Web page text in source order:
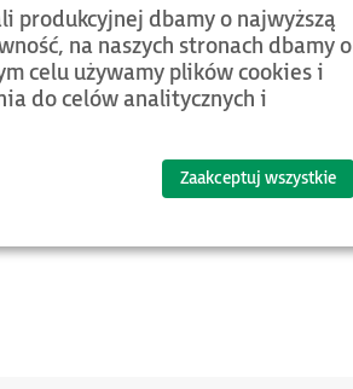
produkcyjnej dbamy o najwyższą
na naszych stronach dbamy o
celu używamy plików cookies i
do celów analitycznych i
Zaakceptuj wszystkie